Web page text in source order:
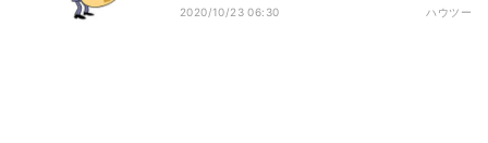
2020/10/23 06:30 ハウツー